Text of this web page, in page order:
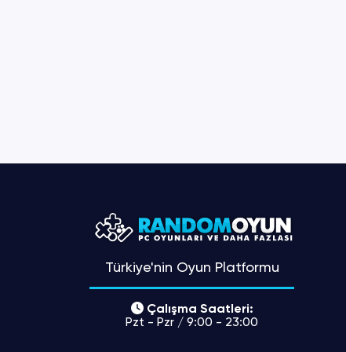
Türkiye'nin Oyun Platformu
Çalışma Saatleri:
Pzt - Pzr / 9:00 - 23:00